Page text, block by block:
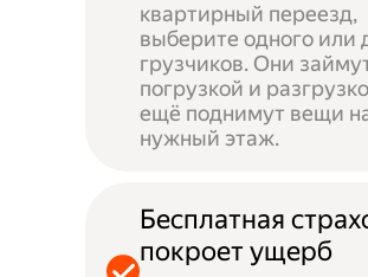
квартирный переезд,
выберите одного или
грузчиков. Они
погрузкой и
ещё поднимут вещи
нужный этаж.
Бесплатная
покроет ущерб